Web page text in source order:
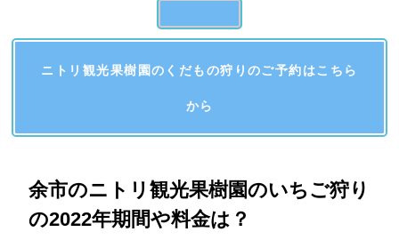
ニトリ観光果樹園のくだもの狩りのご予約はこちら
から
余市のニトリ観光果樹園のいちご狩り
の2022年期間や料金は？